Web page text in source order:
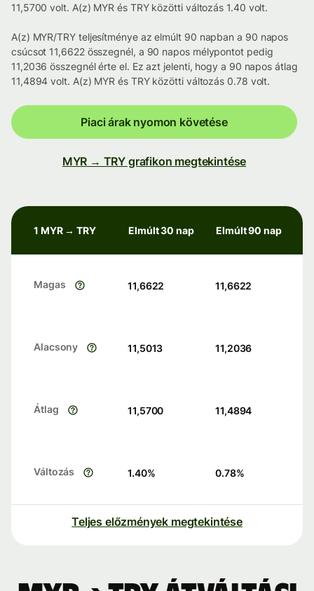
11,5700 volt. A(z) MYR és TRY közötti változás 1.40 volt.
A(z) MYR/TRY teljesítménye az elmúlt 90 napban a 90 napos
csúcsot 11,6622 összegnél, a 90 napos mélypontot pedig
11,2036 összegnél érte el. Ez azt jelenti, hogy a 90 napos átlag
11,4894 volt. A(z) MYR és TRY közötti változás 0.78 volt.
Piaci árak nyomon követése
MYR → TRY grafikon megtekintése
1 MYR → TRY Elmúlt 30 nap Elmúlt 90 nap
Magas 11,6622 11,6622
Alacsony 11,5013 11,2036
Átlag 11,5700 11,4894
Változás 1.40% 0.78%
Teljes előzmények megtekintése